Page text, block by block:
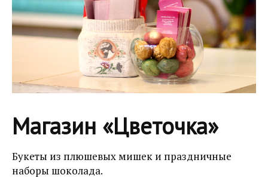
Магазин «Цветочка»
Букеты из плюшевых мишек и праздничные
наборы шоколада.